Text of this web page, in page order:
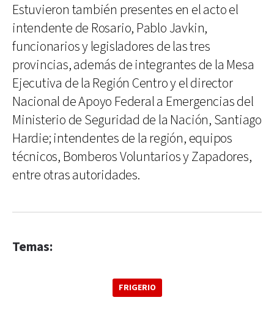
Estuvieron también presentes en el acto el
intendente de Rosario, Pablo Javkin,
funcionarios y legisladores de las tres
provincias, además de integrantes de la Mesa
Ejecutiva de la Región Centro y el director
Nacional de Apoyo Federal a Emergencias del
Ministerio de Seguridad de la Nación, Santiago
Hardie; intendentes de la región, equipos
técnicos, Bomberos Voluntarios y Zapadores,
entre otras autoridades.
Temas:
FRIGERIO